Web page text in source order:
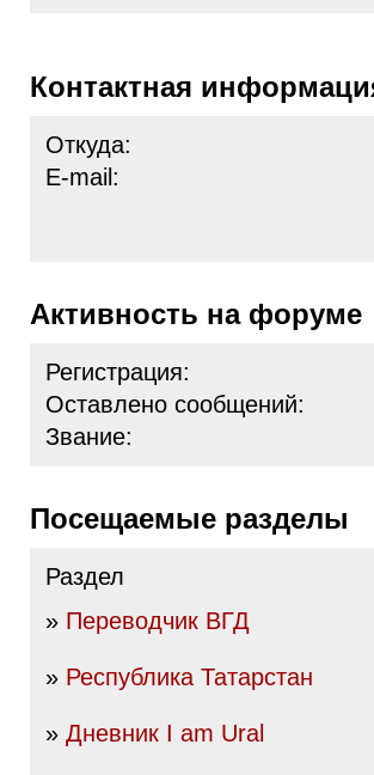
Контактная
Откуда:
E-mail:
Активность на форуме
Регистрация:
Оставлено сообщений:
Звание:
Посещаемые разделы
Раздел
» Переводчик ВГД
» Республика Татарстан
» Дневник I am Ural